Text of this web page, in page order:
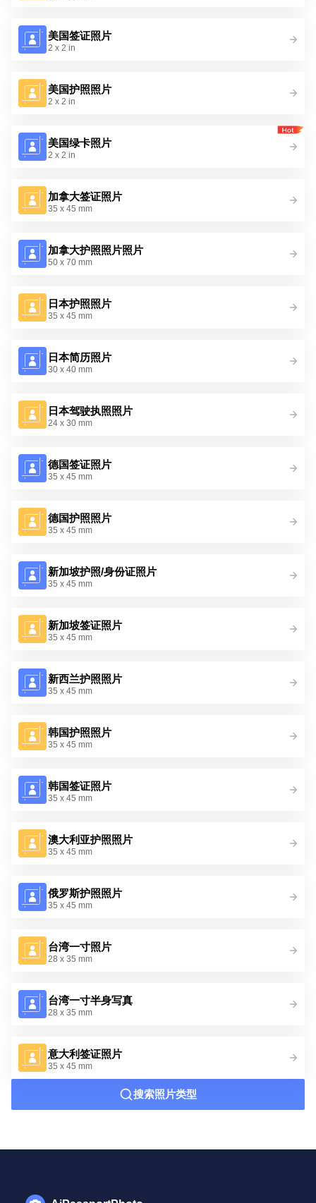
美国签证照片
2 x 2 in
美国护照照片
2 x 2 in
美国绿卡照片
2 x 2 in
加拿大签证照片
35 x 45 mm
加拿大护照照片照片
50 x 70 mm
日本护照照片
35 x 45 mm
日本简历照片
30 x 40 mm
日本驾驶执照照片
24 x 30 mm
德国签证照片
35 x 45 mm
德国护照照片
35 x 45 mm
新加坡护照/身份证照片
35 x 45 mm
新加坡签证照片
35 x 45 mm
新西兰护照照片
35 x 45 mm
韩国护照照片
35 x 45 mm
韩国签证照片
35 x 45 mm
澳大利亚护照照片
35 x 45 mm
俄罗斯护照照片
35 x 45 mm
台湾一寸照片
28 x 35 mm
台湾一寸半身写真
28 x 35 mm
意大利签证照片
35 x 45 mm
搜索照片类型